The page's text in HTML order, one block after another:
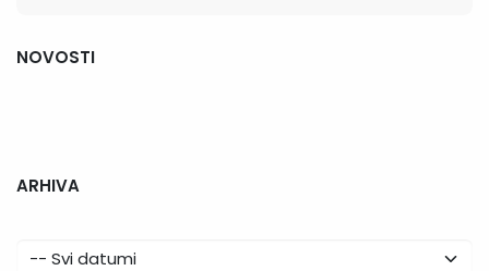
NOVOSTI
ARHIVA